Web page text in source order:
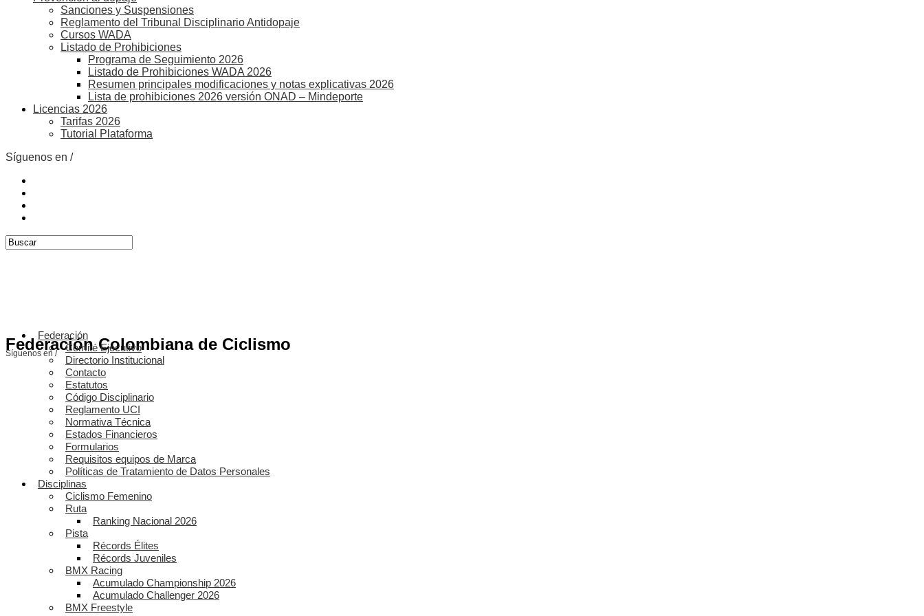
Sanciones y Suspensiones
Reglamento del Tribunal Disciplinario Antidopaje
Cursos WADA
Listado de Prohibiciones
Programa de Seguimiento 2026
Listado de Prohibiciones WADA 2026
Resumen principales modificaciones y notas explicativas 2026
Lista de prohibiciones 2026 versión ONAD – Mindeporte
Licencias 2026
Tarifas 2026
Tutorial Plataforma
Síguenos en /
Federación Colombiana de Ciclismo
Síguenos en /
Federación
Comité Ejecutivo
Directorio Institucional
Contacto
Estatutos
Código Disciplinario
Reglamento UCI
Normativa Técnica
Estados Financieros
Formularios
Requisitos equipos de Marca
Políticas de Tratamiento de Datos Personales
Disciplinas
Ciclismo Femenino
Ruta
Ranking Nacional 2026
Pista
Récords Élites
Récords Juveniles
BMX Racing
Acumulado Championship 2026
Acumulado Challenger 2026
BMX Freestyle